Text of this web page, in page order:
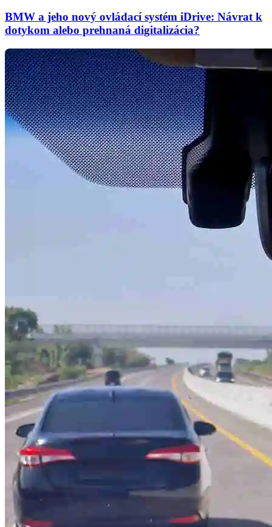
BMW a jeho nový ovládací systém iDrive: Návrat k
dotykom alebo prehnaná digitalizácia?